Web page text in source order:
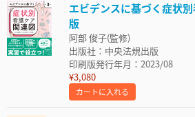
エビデンスに基づく症状
版
阿部 俊子(監修)
出版社：中央法規出版
印刷版発行年月：2023/08
¥3,080
カートに入れる